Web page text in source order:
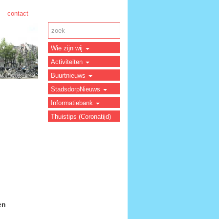
contact
Wie zijn wij
Activiteiten
Buurtnieuws
StadsdorpNieuws
Informatiebank
Thuistips (Coronatijd)